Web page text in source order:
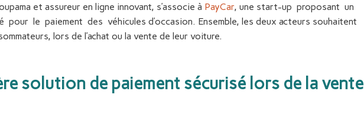
et assureur en ligne innovant, s’associe à PayCar, une start-up proposant un
le paiement des véhicules d’occasion. Ensemble, les deux acteurs souhaitent
lors de l’achat ou la vente de leur voiture.
solution de paiement sécurisé lors de la vente